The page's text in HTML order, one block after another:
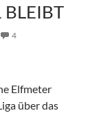
BLEIBT
4
Elfmeter
über das